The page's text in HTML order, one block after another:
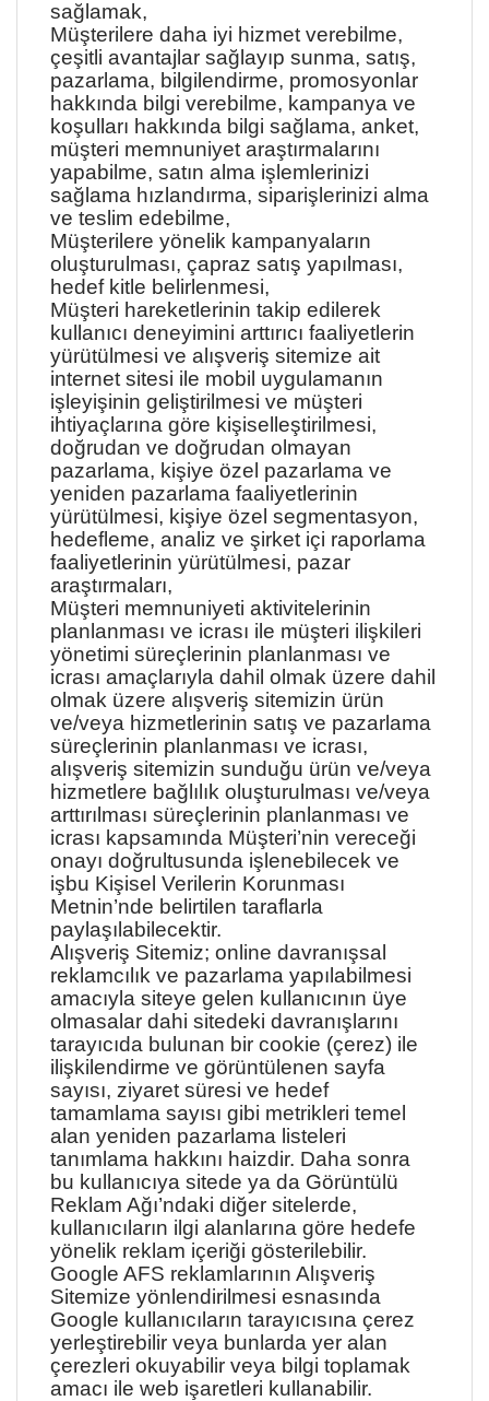
sağlamak,
Müşterilere daha iyi hizmet verebilme,
çeşitli avantajlar sağlayıp sunma, satış,
pazarlama, bilgilendirme, promosyonlar
hakkında bilgi verebilme, kampanya ve
koşulları hakkında bilgi sağlama, anket,
müşteri memnuniyet araştırmalarını
yapabilme, satın alma işlemlerinizi
sağlama hızlandırma, siparişlerinizi alma
ve teslim edebilme,
Müşterilere yönelik kampanyaların
oluşturulması, çapraz satış yapılması,
hedef kitle belirlenmesi,
Müşteri hareketlerinin takip edilerek
kullanıcı deneyimini arttırıcı faaliyetlerin
yürütülmesi ve alışveriş sitemize ait
internet sitesi ile mobil uygulamanın
işleyişinin geliştirilmesi ve müşteri
ihtiyaçlarına göre kişiselleştirilmesi,
doğrudan ve doğrudan olmayan
pazarlama, kişiye özel pazarlama ve
yeniden pazarlama faaliyetlerinin
yürütülmesi, kişiye özel segmentasyon,
hedefleme, analiz ve şirket içi raporlama
faaliyetlerinin yürütülmesi, pazar
araştırmaları,
Müşteri memnuniyeti aktivitelerinin
planlanması ve icrası ile müşteri ilişkileri
yönetimi süreçlerinin planlanması ve
icrası amaçlarıyla dahil olmak üzere dahil
olmak üzere alışveriş sitemizin ürün
ve/veya hizmetlerinin satış ve pazarlama
süreçlerinin planlanması ve icrası,
alışveriş sitemizin sunduğu ürün ve/veya
hizmetlere bağlılık oluşturulması ve/veya
arttırılması süreçlerinin planlanması ve
icrası kapsamında Müşteri’nin vereceği
onayı doğrultusunda işlenebilecek ve
işbu Kişisel Verilerin Korunması
Metnin’nde belirtilen taraflarla
paylaşılabilecektir.
Alışveriş Sitemiz; online davranışsal
reklamcılık ve pazarlama yapılabilmesi
amacıyla siteye gelen kullanıcının üye
olmasalar dahi sitedeki davranışlarını
tarayıcıda bulunan bir cookie (çerez) ile
ilişkilendirme ve görüntülenen sayfa
sayısı, ziyaret süresi ve hedef
tamamlama sayısı gibi metrikleri temel
alan yeniden pazarlama listeleri
tanımlama hakkını haizdir. Daha sonra
bu kullanıcıya sitede ya da Görüntülü
Reklam Ağı’ndaki diğer sitelerde,
kullanıcıların ilgi alanlarına göre hedefe
yönelik reklam içeriği gösterilebilir.
Google AFS reklamlarının Alışveriş
Sitemize yönlendirilmesi esnasında
Google kullanıcıların tarayıcısına çerez
yerleştirebilir veya bunlarda yer alan
çerezleri okuyabilir veya bilgi toplamak
amacı ile web işaretleri kullanabilir.